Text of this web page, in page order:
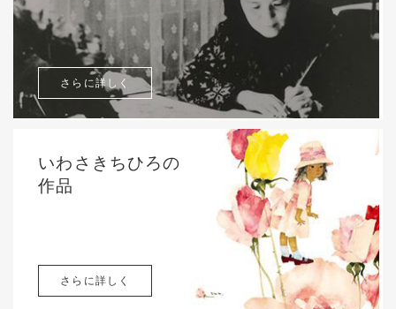
さらに詳しく
いわさきちひろの
作品
さらに詳しく